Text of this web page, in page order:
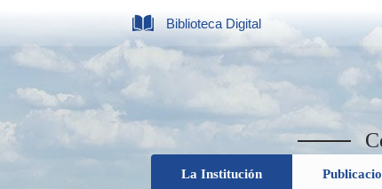
Biblioteca Digital
La Institución